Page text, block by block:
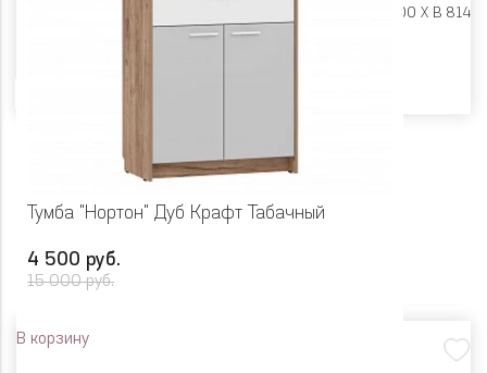
Ш 550 X Г 400 X В 814
Тумба "Нортон" Дуб Крафт Табачный
4 500 руб.
15 000 руб.
В корзину